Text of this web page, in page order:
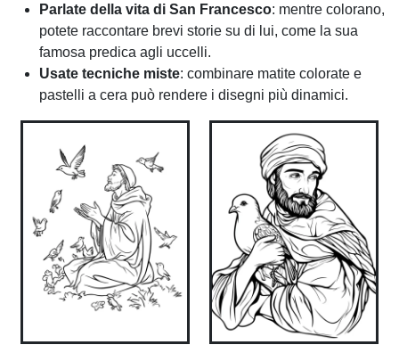
Parlate della vita di San Francesco: mentre colorano,
potete raccontare brevi storie su di lui, come la sua
famosa predica agli uccelli.
Usate tecniche miste: combinare matite colorate e
pastelli a cera può rendere i disegni più dinamici.